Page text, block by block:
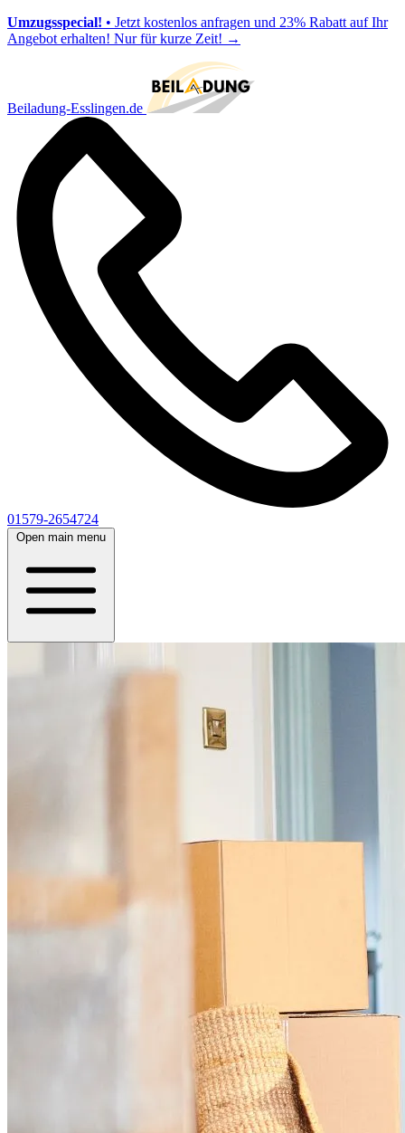
Umzugsspecial! • Jetzt kostenlos anfragen und 23% Rabatt auf Ihr
Angebot erhalten! Nur für kurze Zeit! →
Beiladung-Esslingen.de
01579-2654724
Open main menu